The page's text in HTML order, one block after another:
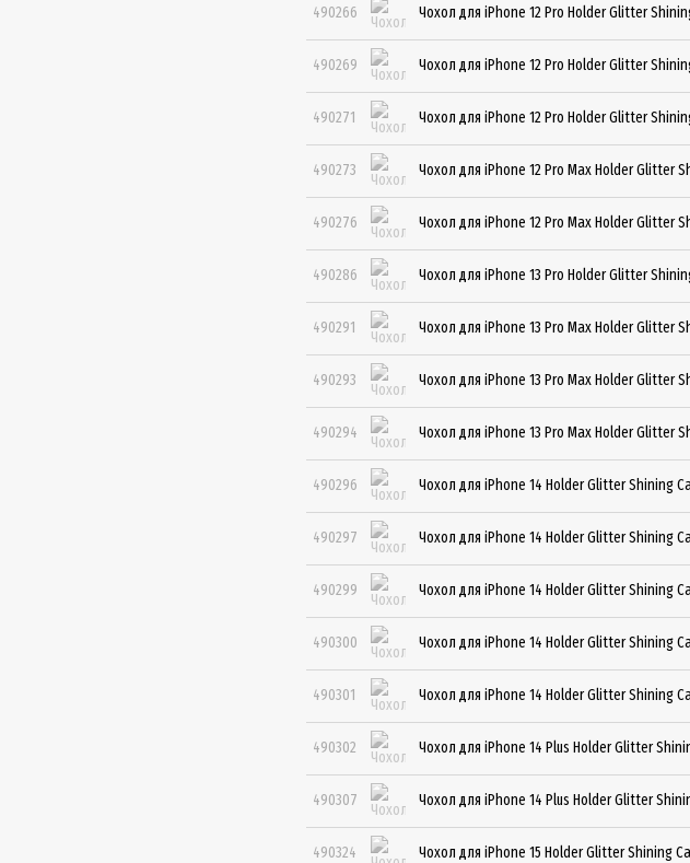
490266 Чохол для iPhone 12 Pro Holder Glitter
490269 Чохол для iPhone 12 Pro Holder Glitter
490271 Чохол для iPhone 12 Pro Holder Glitter
490273 Чохол для iPhone 12 Pro Max Holder Glitter
490276 Чохол для iPhone 12 Pro Max Holder Glitter
490286 Чохол для iPhone 13 Pro Holder Glitter
490291 Чохол для iPhone 13 Pro Max Holder Glitter
490293 Чохол для iPhone 13 Pro Max Holder Glitter
490294 Чохол для iPhone 13 Pro Max Holder Glitter
490296 Чохол для iPhone 14 Holder Glitter Shining
490297 Чохол для iPhone 14 Holder Glitter Shining
490299 Чохол для iPhone 14 Holder Glitter Shining
490300 Чохол для iPhone 14 Holder Glitter Shining
490301 Чохол для iPhone 14 Holder Glitter Shining
490302 Чохол для iPhone 14 Plus Holder Glitter
490307 Чохол для iPhone 14 Plus Holder Glitter
490324 Чохол для iPhone 15 Holder Glitter Shining